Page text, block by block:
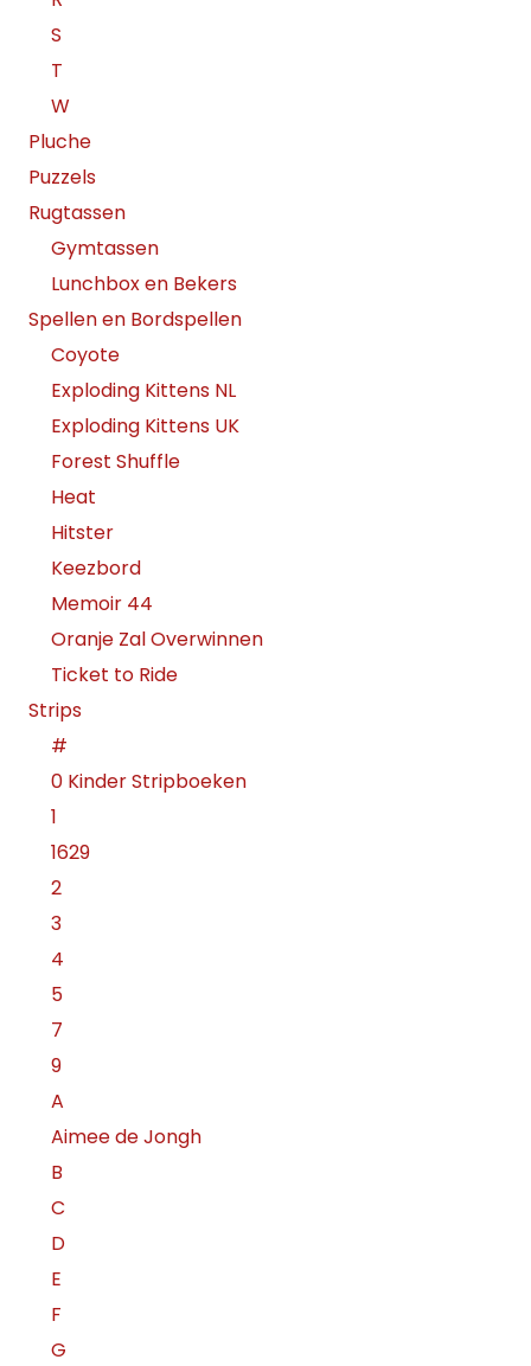
S
T
W
Pluche
Puzzels
Rugtassen
Gymtassen
Lunchbox en Bekers
Spellen en Bordspellen
Coyote
Exploding Kittens NL
Exploding Kittens UK
Forest Shuffle
Heat
Hitster
Keezbord
Memoir 44
Oranje Zal Overwinnen
Ticket to Ride
Strips
#
0 Kinder Stripboeken
1
1629
2
3
4
5
7
9
A
Aimee de Jongh
B
C
D
E
F
G